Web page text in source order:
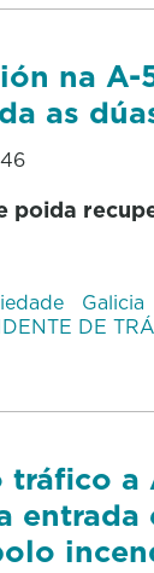
na A-
as
poida
Galicia
DE
tráfico